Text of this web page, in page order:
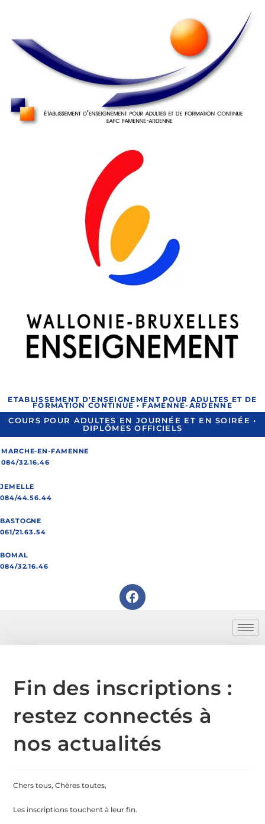
ETABLISSEMENT D'ENSEIGNEMENT POUR ADULTES ET DE
FORMATION CONTINUE • FAMENNE-ARDENNE
COURS POUR ADULTES EN JOURNÉE ET EN SOIRÉE •
DIPLÔMES OFFICIELS
MARCHE-EN-FAMENNE
084/32.16.46
JEMELLE
084/44.56.44
BASTOGNE
061/21.63.54
BOMAL
084/32.16.46
Fin des inscriptions :
restez connectés à
nos actualités
Chers tous, Chères toutes,
Les inscriptions touchent à leur fin.